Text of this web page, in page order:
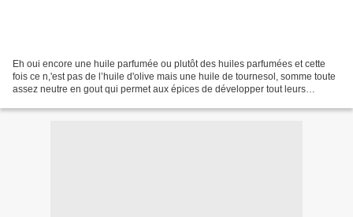
Eh oui encore une huile parfumée ou plutôt des huiles parfumées et cette
fois ce n,'est pas de l’huile d'olive mais une huile de tournesol, somme toute
assez neutre en gout qui permet aux épices de développer tout leurs